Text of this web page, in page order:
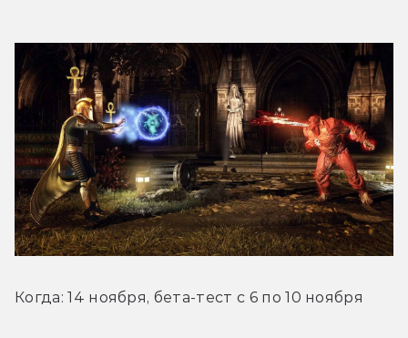
Когда: 14 ноября, бета-тест с 6 по 10 ноября